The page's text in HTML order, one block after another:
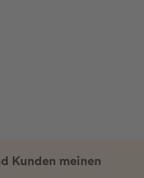
Kunden meinen